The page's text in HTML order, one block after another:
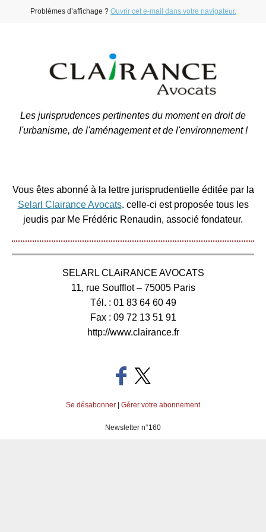
Problèmes d’affichage ? Ouvrir cet e-mail dans votre navigateur.
Les jurisprudences pertinentes du moment en droit de
l'urbanisme, de l'aménagement et de l'environnement !
Vous êtes abonné à la lettre jurisprudentielle éditée par la
Selarl Clairance Avocats. celle-ci est proposée tous les
jeudis par Me Frédéric Renaudin, associé fondateur.
SELARL CLAiRANCE AVOCATS
11, rue Soufflot – 75005 Paris
Tél. : 01 83 64 60 49
Fax : 09 72 13 51 91
http://www.clairance.fr
Se désabonner Gérer votre abonnement
Newsletter n°160